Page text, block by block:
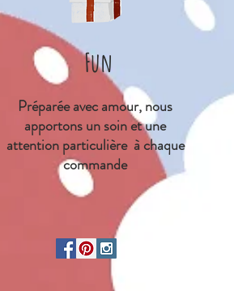
Fun
Préparée avec amour, nous
apportons un soin et une
attention particulière à chaque
commande